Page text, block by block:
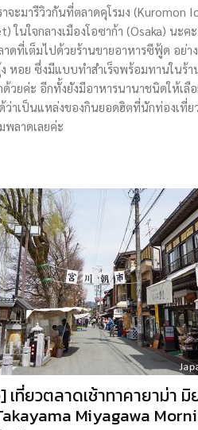
าจะมารีวิวกันที่ตลาดคุโรมง (Kuromon
ในใจกลางเมืองโอซาก้า (Osaka) นะค
าดที่เต็มไปด้วยร้านขายอาหารซีฟู้ด อย่า
หอย ซึ่งมีแบบทำสำเร็จพร้อมทานในร้า
ด้วยค่ะ อีกทั้งยังมีอาหารนานาชนิดให้เลื
ด้ว่าเป็นแหล่งของกินยอดฮิตที่นักท่องเที่ย
พลาดเลยค่ะ
เที่ยวตลาดเช้าทาคายาม่า มิ
Miyagawa